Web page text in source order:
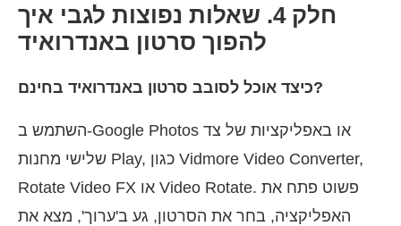
חלק 4. שאלות נפוצות לגבי איך
להפוך סרטון באנדרואיד
כיצד אוכל לסובב סרטון באנדרואיד בחינם?
השתמש ב-Google Photos או באפליקציות של צד
שלישי מחנות Play, כגון Vidmore Video Converter,
Rotate Video FX או Video Rotate. פשוט פתח את
האפליקציה, בחר את הסרטון, גע ב'ערוך', מצא את